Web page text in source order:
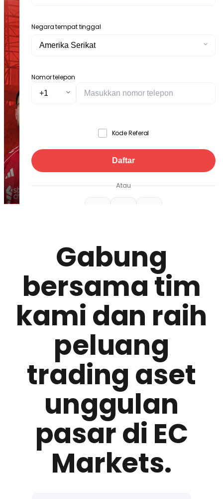
Negara tempat tinggal
Nomor telepon
Kode Referal
Daftar
Atau
Dengan mengklik, saya mengakui & menyetujui bahwa:
Akun trading saya akan terdaftar dalam
dan akan diatur berdasarkan
Perjanjian Klien&Kebijakan Privasi.
Gabung
bersama tim
kami dan raih
peluang
trading aset
unggulan
pasar di EC
Markets.